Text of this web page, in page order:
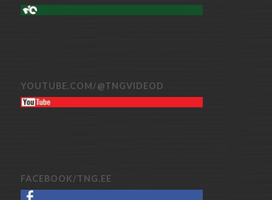
YOUTUBE.COM/@TNGVIDEOD
FACEBOOK/TNG.EE